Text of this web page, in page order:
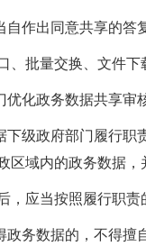
作出同意共享的答
、批量交换、文件
化政务数据共享审
级政府部门履行职
区域内的政务数据
，应当按照履行职
务数据的，不得擅